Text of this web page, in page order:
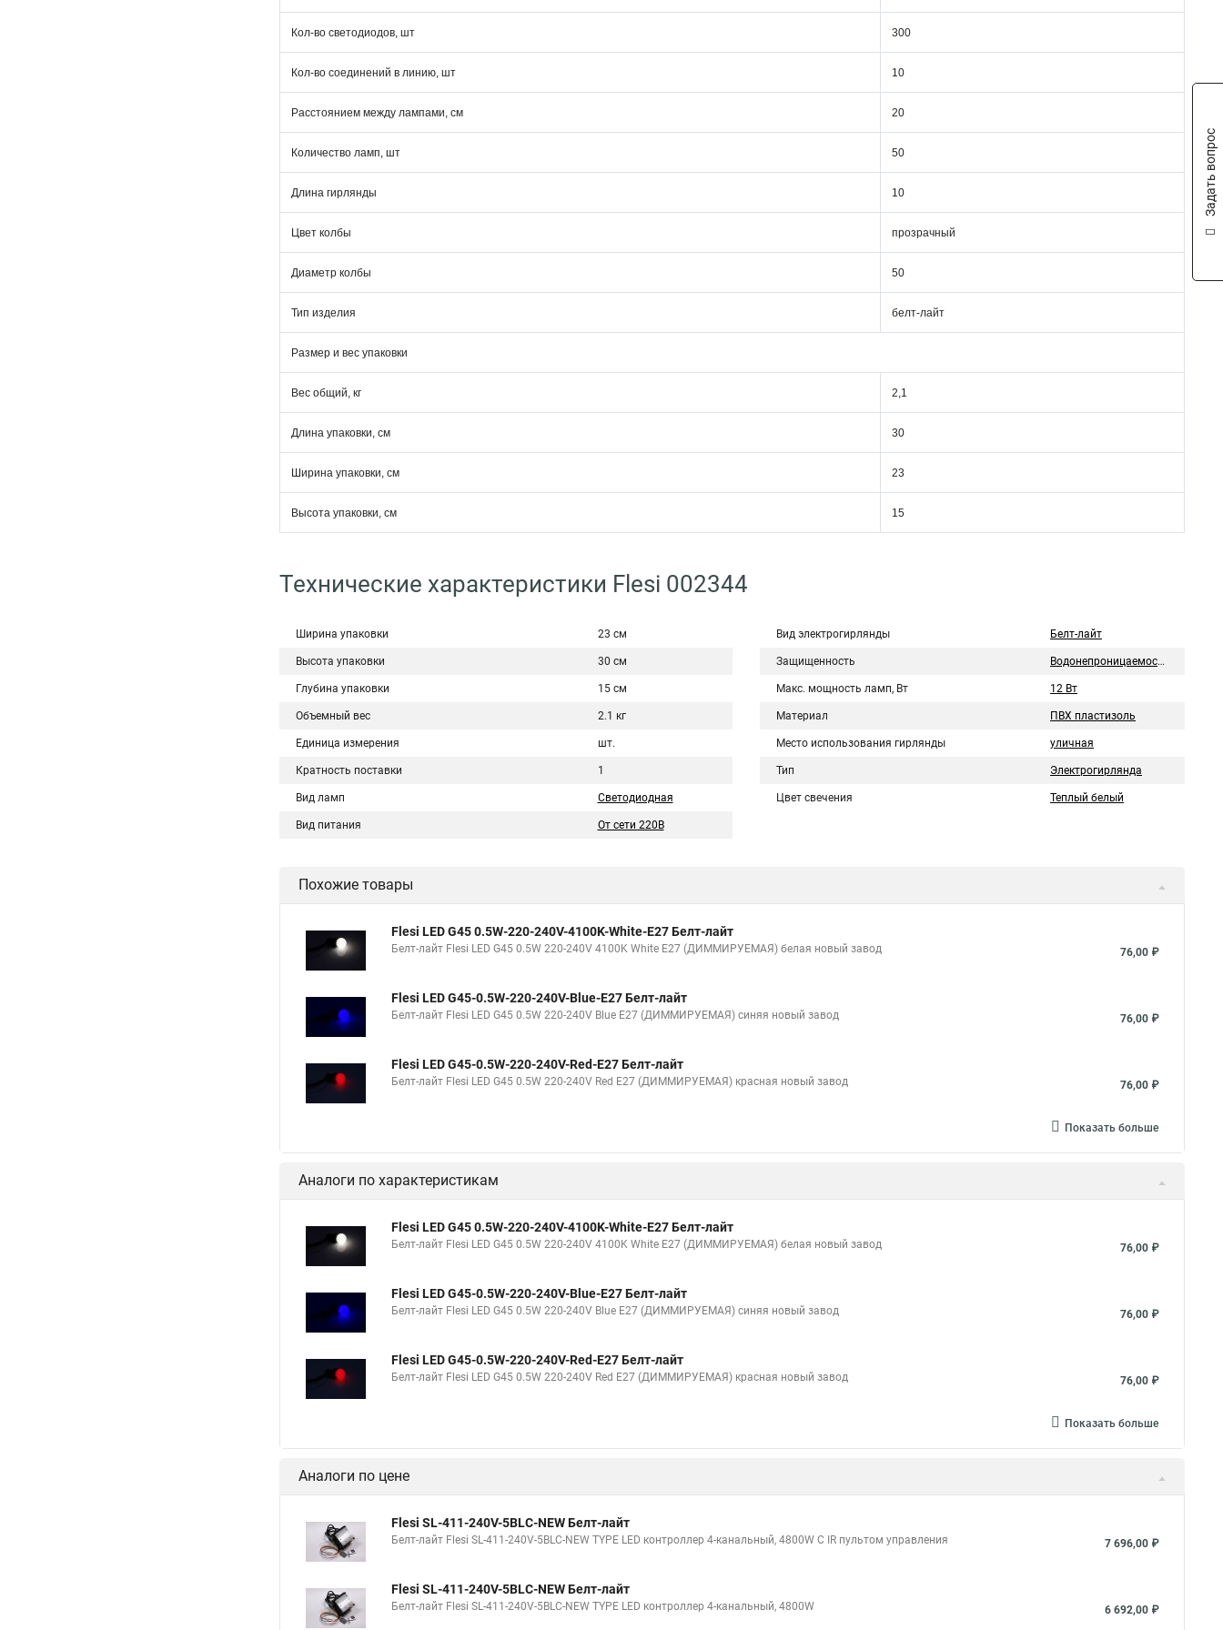
Кол-во светодиодов, шт 300
Кол-во соединений в линию, шт 10
Расстоянием между лампами, см 20
Количество ламп, шт 50
Длина гирлянды 10
Цвет колбы прозрачный
Диаметр колбы 50
Тип изделия белт-лайт
Размер и вес упаковки
Вес общий, кг 2,1
Длина упаковки, см 30
Ширина упаковки, см 23
Высота упаковки, см 15
Технические характеристики Flesi 002344
Ширина упаковки 23 см
Высота упаковки 30 см
Глубина упаковки 15 см
Объемный вес 2.1 кг
Единица измерения шт.
Кратность поставки 1
Вид ламп Светодиодная
Вид питания От сети 220В
Вид электрогирлянды Белт-лайт
Защищенность Водонепроницаемость
Макс. мощность ламп, Вт 12 Вт
Материал ПВХ пластизоль
Место использования гирлянды уличная
Тип Электрогирлянда
Цвет свечения Теплый белый
Похожие товары
Flesi LED G45 0.5W-220-240V-4100K-White-E27 Белт-лайт
Белт-лайт Flesi LED G45 0.5W 220-240V 4100K White E27 (ДИММИРУЕМАЯ) белая новый завод 76,00 ₽
Flesi LED G45-0.5W-220-240V-Blue-E27 Белт-лайт
Белт-лайт Flesi LED G45 0.5W 220-240V Blue E27 (ДИММИРУЕМАЯ) синяя новый завод 76,00 ₽
Flesi LED G45-0.5W-220-240V-Red-E27 Белт-лайт
Белт-лайт Flesi LED G45 0.5W 220-240V Red E27 (ДИММИРУЕМАЯ) красная новый завод 76,00 ₽
Показать больше
Аналоги по характеристикам
Flesi LED G45 0.5W-220-240V-4100K-White-E27 Белт-лайт
Белт-лайт Flesi LED G45 0.5W 220-240V 4100K White E27 (ДИММИРУЕМАЯ) белая новый завод 76,00 ₽
Flesi LED G45-0.5W-220-240V-Blue-E27 Белт-лайт
Белт-лайт Flesi LED G45 0.5W 220-240V Blue E27 (ДИММИРУЕМАЯ) синяя новый завод 76,00 ₽
Flesi LED G45-0.5W-220-240V-Red-E27 Белт-лайт
Белт-лайт Flesi LED G45 0.5W 220-240V Red E27 (ДИММИРУЕМАЯ) красная новый завод 76,00 ₽
Показать больше
Аналоги по цене
Flesi SL-411-240V-5BLC-NEW Белт-лайт
Белт-лайт Flesi SL-411-240V-5BLC-NEW TYPE LED контроллер 4-канальный, 4800W С IR пультом управления 7 696,00 ₽
Flesi SL-411-240V-5BLC-NEW Белт-лайт
Белт-лайт Flesi SL-411-240V-5BLC-NEW TYPE LED контроллер 4-канальный, 4800W 6 692,00 ₽
Задать вопрос